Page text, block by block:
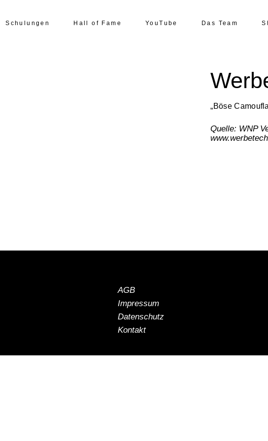
Schulungen Hall of Fame YouTube Das Team
„Böse
Quelle: WNP
AGB
Impressum
Datenschutz
Kontakt